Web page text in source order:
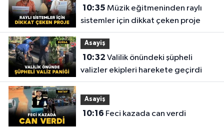
10:35
sistemler için dikkat çeken proje
Asayiş
10:32
valizler ekipleri harekete geçirdi
Asayiş
10:16 Feci kazada can verdi